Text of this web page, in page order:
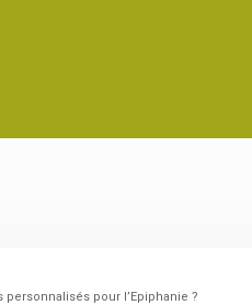
pour l’Epiphanie ?